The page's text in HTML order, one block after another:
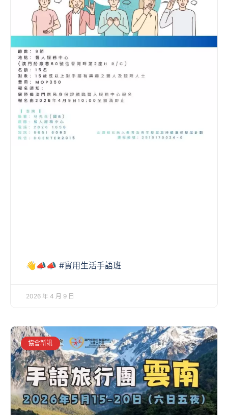
👋📣📣 #實用生活手語班
2026 年 4 月 9 日
協會新訊